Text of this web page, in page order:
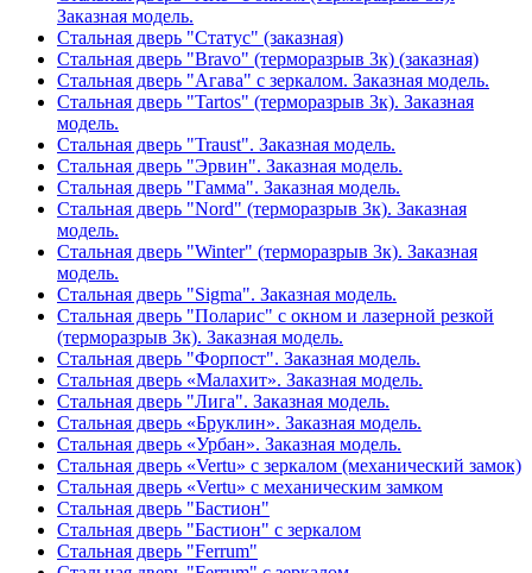
Заказная модель.
Стальная дверь "Статус" (заказная)
Стальная дверь "Bravo" (терморазрыв 3к) (заказная)
Стальная дверь "Агава" с зеркалом. Заказная модель.
Стальная дверь "Tartos" (терморазрыв 3к). Заказная
модель.
Стальная дверь "Traust". Заказная модель.
Стальная дверь "Эрвин". Заказная модель.
Стальная дверь "Гамма". Заказная модель.
Стальная дверь "Nord" (терморазрыв 3к). Заказная
модель.
Стальная дверь "Winter" (терморазрыв 3к). Заказная
модель.
Стальная дверь "Sigma". Заказная модель.
Стальная дверь "Поларис" с окном и лазерной резкой
(терморазрыв 3к). Заказная модель.
Стальная дверь "Форпост". Заказная модель.
Стальная дверь «Малахит». Заказная модель.
Стальная дверь "Лига". Заказная модель.
Стальная дверь «Бруклин». Заказная модель.
Стальная дверь «Урбан». Заказная модель.
Стальная дверь «Vertu» с зеркалом (механический замок)
Стальная дверь «Vertu» с механическим замком
Стальная дверь "Бастион"
Стальная дверь "Бастион" с зеркалом
Стальная дверь "Ferrum"